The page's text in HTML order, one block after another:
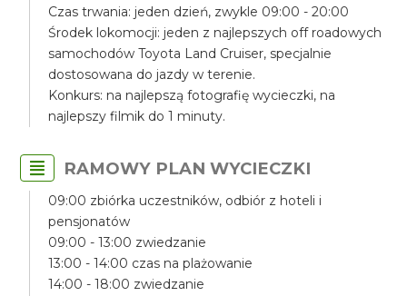
Czas trwania: jeden dzień, zwykle 09:00 - 20:00
Środek lokomocji: jeden z najlepszych off roadowych
samochodów Toyota Land Cruiser, specjalnie
dostosowana do jazdy w terenie.
Konkurs: na najlepszą fotografię wycieczki, na
najlepszy filmik do 1 minuty.
RAMOWY PLAN WYCIECZKI
09:00 zbiórka uczestników, odbiór z hoteli i
pensjonatów
09:00 - 13:00 zwiedzanie
13:00 - 14:00 czas na plażowanie
14:00 - 18:00 zwiedzanie